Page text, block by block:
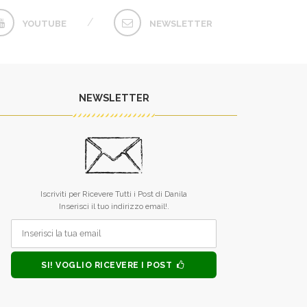
YOUTUBE NEWSLETTER
L’unico difetto dei tuoi libri è che
MONICA ALLEGRUCCI
NEWSLETTER
Iscriviti per Ricevere Tutti i Post di Danila
Inserisci il tuo indirizzo email!.
SI! VOGLIO RICEVERE I POST